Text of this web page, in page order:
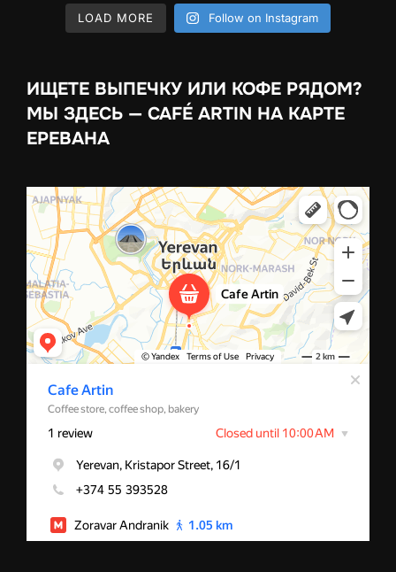
LOAD MORE Follow on Instagram
ИЩЕТЕ ВЫПЕЧКУ ИЛИ КОФЕ РЯДОМ?
МЫ ЗДЕСЬ — CAFÉ ARTIN НА КАРТЕ
ЕРЕВАНА